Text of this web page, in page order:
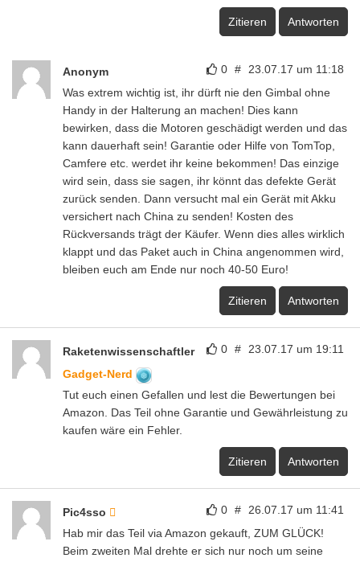
Zitieren Antworten
0 # 23.07.17 um 11:18
Anonym
Was extrem wichtig ist, ihr dürft nie den Gimbal ohne
Handy in der Halterung an machen! Dies kann
bewirken, dass die Motoren geschädigt werden und das
kann dauerhaft sein! Garantie oder Hilfe von TomTop,
Camfere etc. werdet ihr keine bekommen! Das einzige
wird sein, dass sie sagen, ihr könnt das defekte Gerät
zurück senden. Dann versucht mal ein Gerät mit Akku
versichert nach China zu senden! Kosten des
Rückversands trägt der Käufer. Wenn dies alles wirklich
klappt und das Paket auch in China angenommen wird,
bleiben euch am Ende nur noch 40-50 Euro!
Zitieren Antworten
0 # 23.07.17 um 19:11
Raketenwissenschaftler
Gadget-Nerd
Tut euch einen Gefallen und lest die Bewertungen bei
Amazon. Das Teil ohne Garantie und Gewährleistung zu
kaufen wäre ein Fehler.
Zitieren Antworten
0 # 26.07.17 um 11:41
Pic4sso
Hab mir das Teil via Amazon gekauft, ZUM GLÜCK!
Beim zweiten Mal drehte er sich nur noch um seine